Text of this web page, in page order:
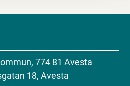
774 81 Avesta
18, Avesta